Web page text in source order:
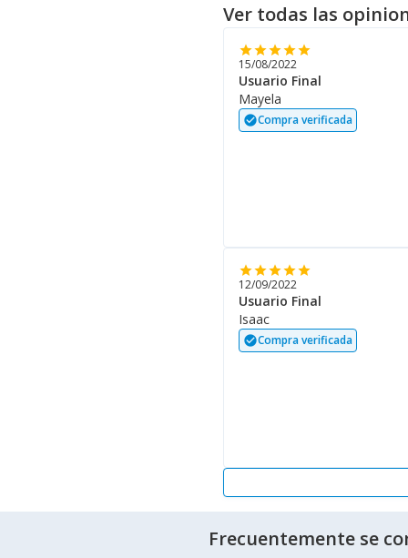
Ver todas las
starstarstarstarstar
15/08/2022
Usuario Final
Mayela
Compra verificada
check_circle
starstarstarstarstar
12/09/2022
Usuario Final
Isaac
Compra verificada
check_circle
Frecuentemente se